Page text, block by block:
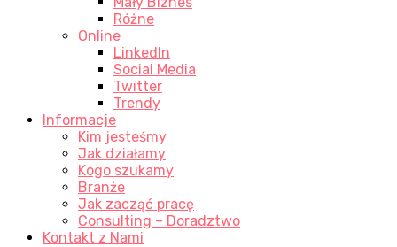
Różne
Online
LinkedIn
Social Media
Twitter
Trendy
Informacje
Kim jesteśmy
Jak działamy
Kogo szukamy
Branże
Jak zacząć pracę
Consulting – Doradztwo
Kontakt z Nami